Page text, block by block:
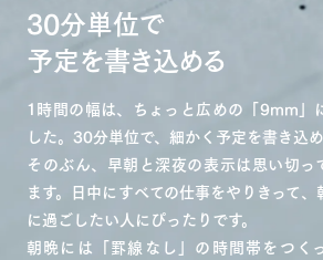
30分単位で
予定を書き込める
1時間の幅は、ちょっと広めの「9mm」
した。30分単位で、細かく予定を書き込め
そのぶん、早朝と深夜の表示は思い切っ
ます。日中にすべての仕事をやりきって、
に過ごしたい人にぴったりです。
朝晩には「罫線なし」の時間帯をつく